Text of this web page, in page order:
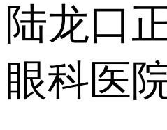
陆龙口
眼科医